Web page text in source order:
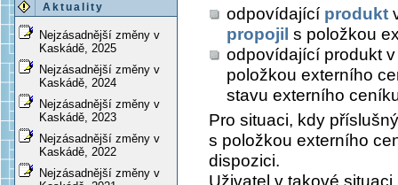
Aktuality
Nejzásadnější změny v
Kaskádě, 2025
Nejzásadnější změny v
Kaskádě, 2024
Nejzásadnější změny v
Kaskádě, 2023
Nejzásadnější změny v
Kaskádě, 2022
Nejzásadnější změny v
odpovídající produkt
propojil s položkou
odpovídající produkt
položkou externího
stavu externího
Pro situaci, kdy
s položkou externího
dispozici.
Uživatel v takové